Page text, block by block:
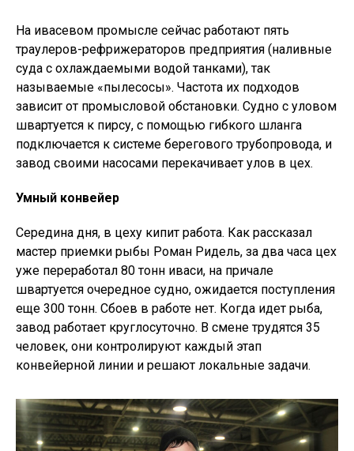
На ивасевом промысле сейчас работают пять
траулеров-рефрижераторов предприятия (наливные
суда с охлаждаемыми водой танками), так
называемые «пылесосы». Частота их подходов
зависит от промысловой обстановки. Судно с уловом
швартуется к пирсу, с помощью гибкого шланга
подключается к системе берегового трубопровода, и
завод своими насосами перекачивает улов в цех.
Умный конвейер
Середина дня, в цеху кипит работа. Как рассказал
мастер приемки рыбы Роман Ридель, за два часа цех
уже переработал 80 тонн иваси, на причале
швартуется очередное судно, ожидается поступления
еще 300 тонн. Сбоев в работе нет. Когда идет рыба,
завод работает круглосуточно. В смене трудятся 35
человек, они контролируют каждый этап
конвейерной линии и решают локальные задачи.